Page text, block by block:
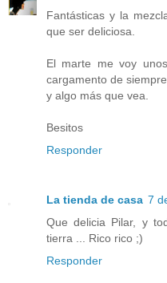
Fantásticas y la
que ser deliciosa.
El marte me voy
cargamento de
y algo más que vea.
Besitos
Responder
La tienda de casa 7
Que delicia Pilar, y
tierra ... Rico rico ;)
Responder